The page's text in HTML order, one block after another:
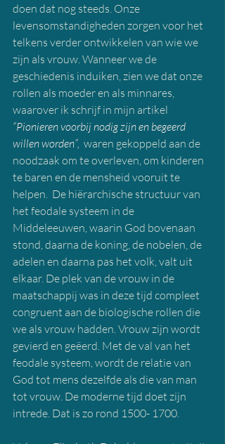
doen dat nog steeds. Onze
levensomstandigheden zorgen voor het
telkens verder ontwikkelen van wie we
zijn als vrouw. Wanneer we de
geschiedenis induiken, zien we dat onze
rollen als moeder en als minnares,
waarover ik schrijf in mijn artikel
“Pionieren voorbij nodig zijn en begeerd
willen worden”, waren gekoppeld aan de
noodzaak om te overleven, om kinderen
te baren en de mensheid vooruit te
helpen.  De hiërarchische structuur van
het feodale systeem in de
Middeleeuwen, waarin God bovenaan
stond, daarna de koning, de nobelen, de
adelen en daarna pas het volk, valt uit
elkaar. De plek van de vrouw in de
maatschappij was in deze tijd compleet
congruent aan de biologische rollen die
we als vrouw hadden. Vrouw zijn wordt
gevierd en geëerd. Met de val van het
feodale systeem, wordt de relatie van
God tot mens dezelfde als die van man
tot vrouw. De moderne tijd doet zijn
intrede. Dat is zo rond 1500- 1700.